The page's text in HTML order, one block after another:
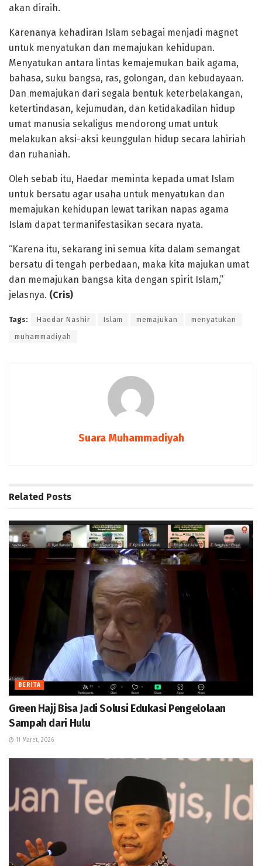
akan diraih.
Karenanya kehadiran Islam sebagai menjadi magnet
untuk menyatukan dan memajukan kehidupan.
Menyatukan antara lintas kemajemukan baik agama,
bahasa, suku bangsa, ras, golongan, dan kebudayaan.
Dan memajukan dari segala bentuk keterbelakangan,
ketertindasan, kejumudan, dan ketidakadilan hidup
umat manusia sekaligus mendorong umat untuk
melakukan aksi-aksi keunggulan hidup secara lahiriah
dan ruhaniah.
Oleh sebab itu, Haedar meminta kepada umat Islam
untuk bersatu agar usaha untuk menyatukan dan
memajukan kehidupan lewat tarikan napas agama
Islam dapat termanifestasikan secara nyata.
“Karena itu, sekarang ini semua kita dalam semangat
bersatu di tengah perbedaan, maka kita majukan umat
dan memajukan bangsa kita dengan spirit Islam,”
jelasnya. (Cris)
Tags: Haedar Nashir Islam memajukan menyatukan
muhammadiyah
Suara Muhammadiyah
Related Posts
BERITA
Green Hajj Bisa Jadi Solusi Edukasi Pengelolaan
Sampah dari Hulu
11 Maret, 2026